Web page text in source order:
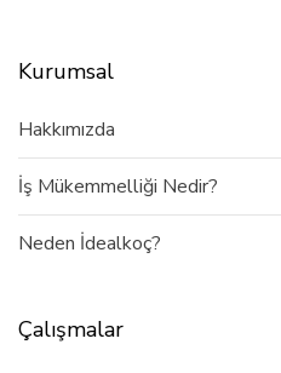
Kurumsal
Hakkımızda
İş Mükemmelliği Nedir?
Neden İdealkoç?
Çalışmalar